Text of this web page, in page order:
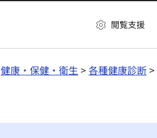
閲覧支援
健康・保健・衛生 >各種健康診断>